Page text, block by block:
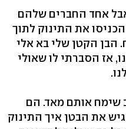
אחד החברים שלהם
את התינוק לתוך
הבן הקטן שלי בא אלי
אז הסברתי לו שאולי
שימח אותם מאד. הם
את הבטן איך התינוק